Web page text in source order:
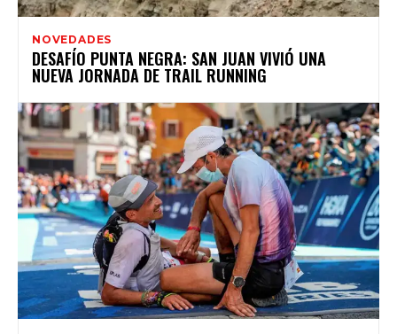
NOVEDADES
DESAFÍO PUNTA NEGRA: SAN JUAN VIVIÓ UNA
NUEVA JORNADA DE TRAIL RUNNING